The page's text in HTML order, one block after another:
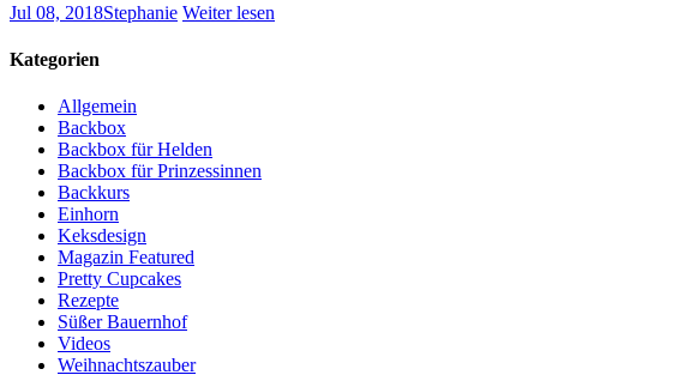
Jul 08, 2018Stephanie Weiter lesen
Kategorien
Allgemein
Backbox
Backbox für Helden
Backbox für Prinzessinnen
Backkurs
Einhorn
Keksdesign
Magazin Featured
Pretty Cupcakes
Rezepte
Süßer Bauernhof
Videos
Weihnachtszauber